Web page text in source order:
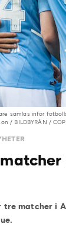
samlas inför
/ BILDBYRÅN /
tre matcher i